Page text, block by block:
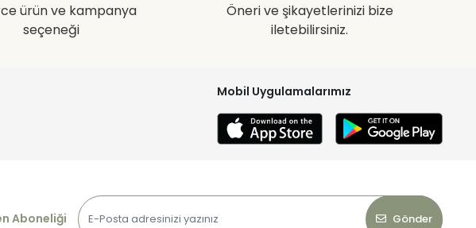
ürün ve kampanya
seçeneği
Öneri ve şikayetlerinizi bize
iletebilirsiniz.
Mobil Uygulamalarımız
Aboneliği Gönder